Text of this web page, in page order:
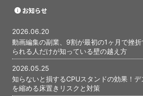
お知らせ
2026.06.20
動画編集の副業、9割が最初の1ヶ月で挫
られる人だけが知っている壁の越え方
2026.05.25
知らないと損するCPUスタンドの効果！
を縮める床置きリスクと対策